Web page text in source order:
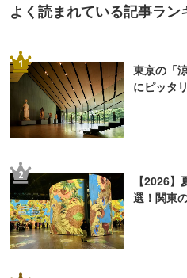
よく読まれている記事ラン
1
東京の「
にピッタ
2
【2026
選！関東